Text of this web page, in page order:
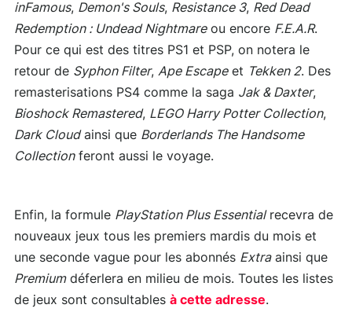
inFamous, Demon's Souls, Resistance 3, Red Dead
Redemption : Undead Nightmareou encore F.E.A.R.
Pour ce qui est des titres PS1 et PSP, on notera le
retour de Syphon Filter, Ape Escapeet Tekken 2. Des
remasterisations PS4 comme la saga Jak & Daxter,
Bioshock Remastered, LEGO Harry Potter Collection,
Dark Cloudainsi que Borderlands The Handsome
Collectionferont aussi le voyage.
Enfin, la formule PlayStation Plus Essentialrecevra de
nouveaux jeux tous les premiers mardis du mois et
une seconde vague pour les abonnés Extraainsi que
Premiumdéferlera en milieu de mois. Toutes les listes
de jeux sont consultables à cette adresse.